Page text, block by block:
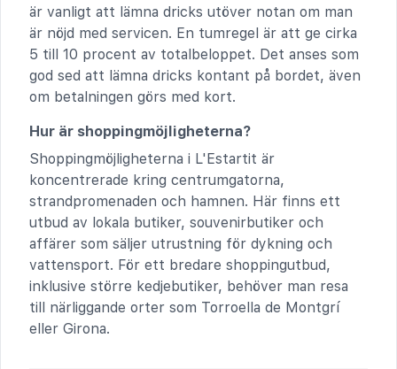
är vanligt att lämna dricks utöver notan om man
är nöjd med servicen. En tumregel är att ge cirka
5 till 10 procent av totalbeloppet. Det anses som
god sed att lämna dricks kontant på bordet, även
om betalningen görs med kort.
Hur är shoppingmöjligheterna?
Shoppingmöjligheterna i L'Estartit är
koncentrerade kring centrumgatorna,
strandpromenaden och hamnen. Här finns ett
utbud av lokala butiker, souvenirbutiker och
affärer som säljer utrustning för dykning och
vattensport. För ett bredare shoppingutbud,
inklusive större kedjebutiker, behöver man resa
till närliggande orter som Torroella de Montgrí
eller Girona.